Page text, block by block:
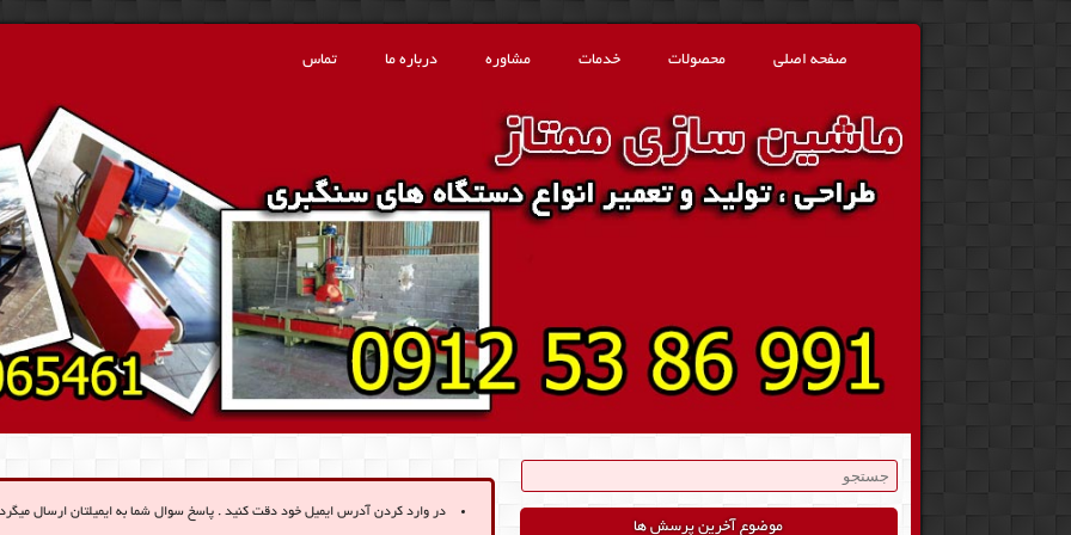
صفحه اصلی محصولات خدمات مشاوره درباره ما تماس
موضوع آخرین پرسش ها
در وارد کردن آدرس ایمیل خود دقت کنید . پاسخ سوال شما به ایمیلتان ارسال